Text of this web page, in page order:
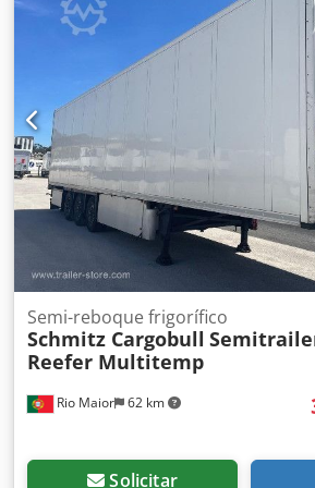
pneu:385/55 R22,5 , Ano de fabrico:
ABS, plataforma elevatória traseira
,
bruto admissível: 35000kg, Certidão
XL), Espaço de carga (C x L x A):
2.700 mm, Tamanho do pneu: 385/55
farmacêutico, Volume espaço de carga:
eixo: , 3° eixo: , Suspensão
encaixe, Eixo elevatório, Porta-paletes,
de frenagem eletrônica EBS, Suporte
incêndio, Registrador de temperatura,
1x15 e 2x7 pinos, Sistema anti-spray,
Sistema telemático, Controle de
Crsdpfx Aoy Eil Toprsf
Rio Maior 62 km
Semi-reboque frigorífico
Schmitz Cargobull
Reefer Multitemp
Solicitar